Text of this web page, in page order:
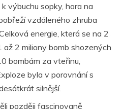
výbuchu sopky, hora na
vzdáleného zhruba
energie, která se na 2
až 2 miliony bomb shozených
bombám za vteřinu,
byla v porovnání s
silnější.
později fascinovaně